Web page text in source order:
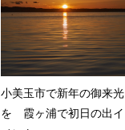
小美玉市で新年の御来光
を 霞ヶ浦で初日の出イ